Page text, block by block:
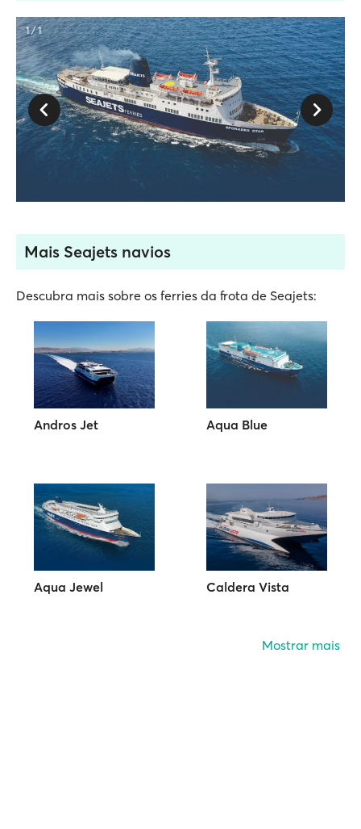
1 / 1
Mais Seajets navios
Descubra mais sobre os ferries da frota de Seajets:
Andros Jet Aqua Blue
Aqua Jewel Caldera Vista
Mostrar mais